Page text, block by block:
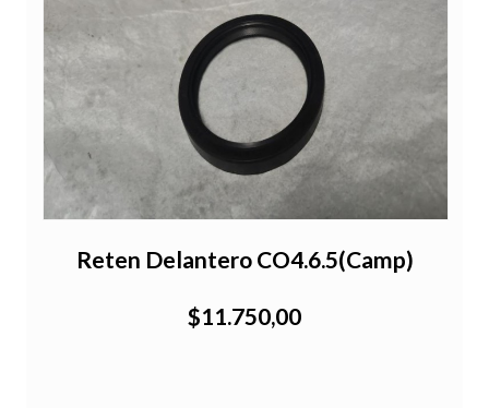
Reten Delantero CO4.6.5(Camp)
$11.750,00